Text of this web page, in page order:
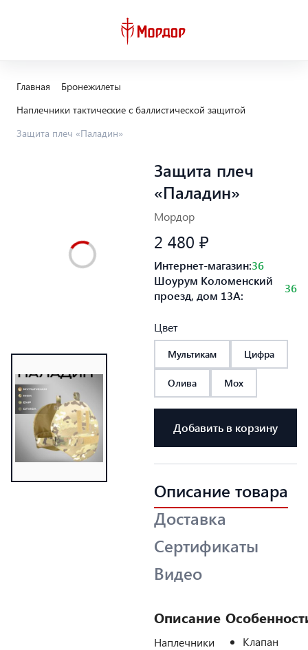
Главная
Бронежилеты
Наплечники тактические с баллистической защитой
Защита плеч «Паладин»
Защита плеч
«Паладин»
Мордор
2 480 ₽
Интернет-магазин:36
Шоурум Коломенский
проезд, дом 13А:
36
Цвет
Мультикам Цифра
Олива Мох
Добавить в корзину
Описание товара
Доставка
Сертификаты
Видео
Описание
Наплечники
Клапан